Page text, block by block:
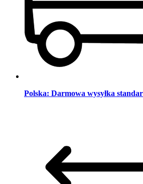
Polska: Darmowa wysyłka